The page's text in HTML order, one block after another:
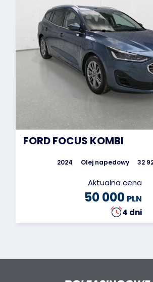
FORD FOCUS KOMBI
2024 Olej napedowy 32
Aktualna cena
50 000 PLN
4 dni